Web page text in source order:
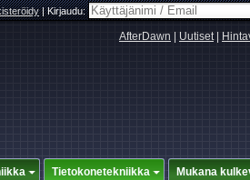
|Kirjaudu:
AfterDawn Uutiset|
Tietokonetekniikka Mukana